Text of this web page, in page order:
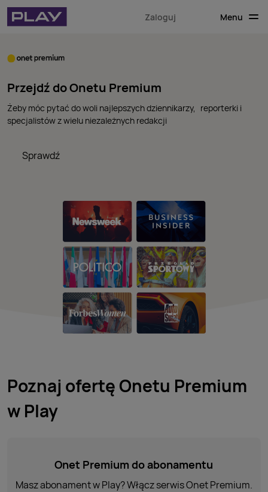
Zaloguj Menu
Przejdź do Onetu Premium
Żeby móc pytać do woli najlepszych dziennikarzy, reporterki i
specjalistów z wielu niezależnych redakcji
Sprawdź
Poznaj ofertę Onetu Premium
w Play​
Onet Premium do abonamentu
Masz abonament w Play? Włącz serwis Onet Premium.